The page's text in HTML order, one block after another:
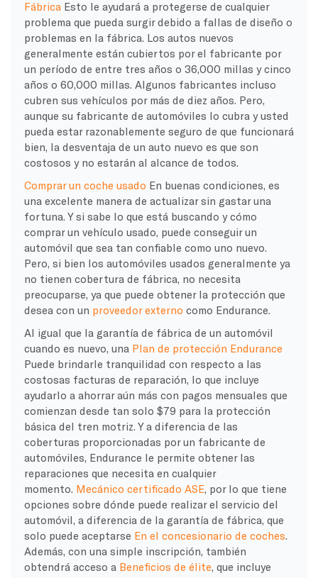
FábricaEsto le ayudará a protegerse de cualquier
problema que pueda surgir debido a fallas de diseño o
problemas en la fábrica. Los autos nuevos
generalmente están cubiertos por el fabricante por
un período de entre tres años o 36,000 millas y cinco
años o 60,000 millas. Algunos fabricantes incluso
cubren sus vehículos por más de diez años. Pero,
aunque su fabricante de automóviles lo cubra y usted
pueda estar razonablemente seguro de que funcionará
bien, la desventaja de un auto nuevo es que son
costosos y no estarán al alcance de todos.
Comprar un coche usado En buenas condiciones, es
una excelente manera de actualizar sin gastar una
fortuna. Y si sabe lo que está buscando y cómo
comprar un vehículo usado, puede conseguir un
automóvil que sea tan confiable como uno nuevo.
Pero, si bien los automóviles usados generalmente ya
no tienen cobertura de fábrica, no necesita
preocuparse, ya que puede obtener la protección que
desea con un proveedor externo como Endurance.
Al igual que la garantía de fábrica de un automóvil
cuando es nuevo, una Plan de protección Endurance
Puede brindarle tranquilidad con respecto a las
costosas facturas de reparación, lo que incluye
ayudarlo a ahorrar aún más con pagos mensuales que
comienzan desde tan solo $79 para la protección
básica del tren motriz. Y a diferencia de las
coberturas proporcionadas por un fabricante de
automóviles, Endurance le permite obtener las
reparaciones que necesita en cualquier
momento. Mecánico certificado ASE, por lo que tiene
opciones sobre dónde puede realizar el servicio del
automóvil, a diferencia de la garantía de fábrica, que
solo puede aceptarse En el concesionario de coches.
Además, con una simple inscripción, también
obtendrá acceso a Beneficios de élite, que incluye